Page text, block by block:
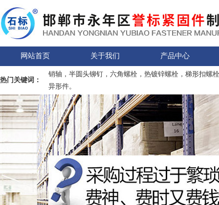
网站首页 关于我们 产品中心
热门关键词：
销轴，半圆头铆钉，六角螺栓，热镀锌螺栓，梯形扣螺
异形件。